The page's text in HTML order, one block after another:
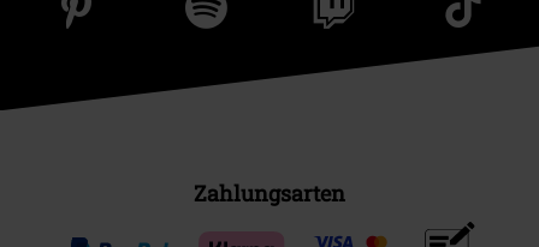
Zahlungsarten